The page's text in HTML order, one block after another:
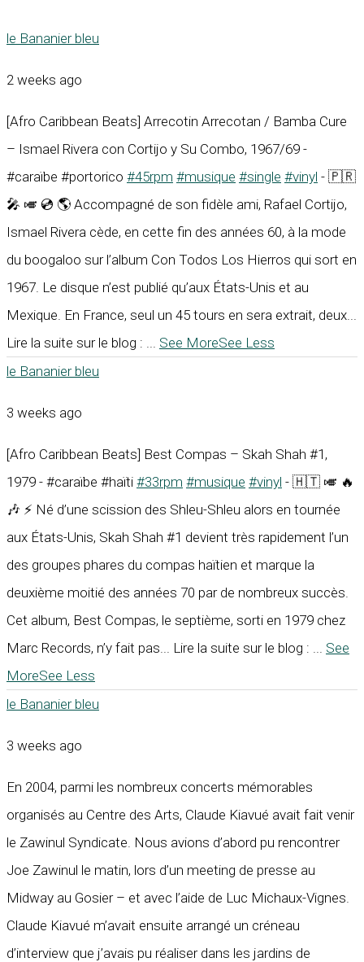
le Bananier bleu
2 weeks ago
[Afro Caribbean Beats] Arrecotin Arrecotan / Bamba Cure
– Ismael Rivera con Cortijo y Su Combo, 1967/69 -
#caraïbe #portorico #45rpm #musique #single #vinyl - 🇵🇷
🎤 🎺 💿 🌎 Accompagné de son fidèle ami, Rafael Cortijo,
Ismael Rivera cède, en cette fin des années 60, à la mode
du boogaloo sur l’album Con Todos Los Hierros qui sort en
1967. Le disque n’est publié qu’aux États-Unis et au
Mexique. En France, seul un 45 tours en sera extrait, deux...
Lire la suite sur le blog :
See MoreSee Less
le Bananier bleu
3 weeks ago
[Afro Caribbean Beats] Best Compas – Skah Shah #1,
1979 - #caraïbe #haïti #33rpm #musique #vinyl - 🇭🇹 🎺 🔥
🎶 ⚡ Né d’une scission des Shleu-Shleu alors en tournée
aux États-Unis, Skah Shah #1 devient très rapidement l’un
des groupes phares du compas haïtien et marque la
deuxième moitié des années 70 par de nombreux succès.
Cet album, Best Compas, le septième, sorti en 1979 chez
Marc Records, n’y fait pas... Lire la suite sur le blog :
See
MoreSee Less
le Bananier bleu
3 weeks ago
En 2004, parmi les nombreux concerts mémorables
organisés au Centre des Arts, Claude Kiavué avait fait venir
le Zawinul Syndicate. Nous avions d’abord pu rencontrer
Joe Zawinul le matin, lors d’un meeting de presse au
Midway au Gosier – et avec l’aide de Luc Michaux-Vignes.
Claude Kiavué m’avait ensuite arrangé un créneau
d’interview que j’avais pu réaliser dans les jardins de